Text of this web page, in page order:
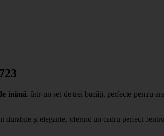
inimă, într-un set de trei bucăți, perfecte pentru
durabile și elegante, oferind un cadru perfect